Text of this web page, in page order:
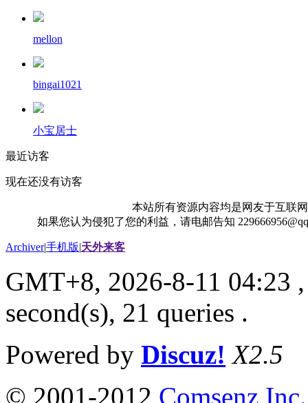
mellon
bingai1021
小宝居士
最近访客
现在还没有访客
本站所有资源内容均是网友于互联
如果您认为侵犯了您的利益，请电邮告知
Archiver|手机版|天外来客
GMT+8, 2026-8-11 04:23
second(s), 21 queries .
Powered by Discuz! X2.5
© 2001-2012 Comsenz Inc.